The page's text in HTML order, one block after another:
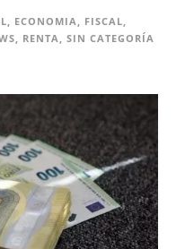
, ECONOMIA, FISCAL,
, RENTA, SIN CATEGORÍA